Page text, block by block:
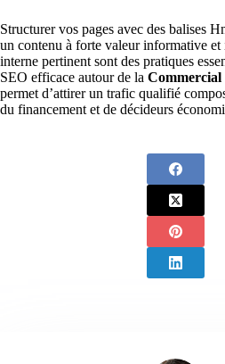
Structurer vos pages avec des balises
un contenu à forte valeur informative
interne pertinent sont des pratiques
SEO efficace autour de la Commercial
permet d’attirer un trafic qualifié
du financement et de décideurs